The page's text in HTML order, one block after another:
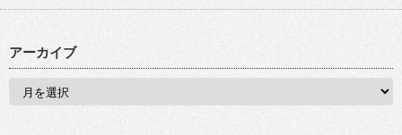
アーカイブ